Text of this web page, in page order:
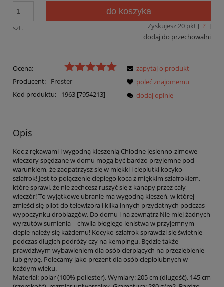
szt.
do koszyka
Zyskujesz20pkt [ ? ]
dodaj do przechowalni
Ocena:
Producent:
Froster
Kod produktu:
1963 [7954213]
zapytaj o produkt
poleć znajomemu
dodaj opinię
Opis
Koc z rękawami i wygodną kieszenią Chłodne jesienno-zimowe
wieczory spędzane w domu mogą być bardzo przyjemne pod
warunkiem, że zaopatrzysz się w miękki i cieplutki kocyko-
szlafrok! Jest to połączenie ciepłego koca z miękkim szlafrokiem,
które sprawi, że nie zechcesz ruszyć się z kanapy przez cały
wieczór! To wyjątkowe ubranie ma wygodną kieszeń, w której
zmieści się pilot do telewizora i kilka innych przydatnych podczas
wypoczynku drobiazgów. Do domu i na zewnątrz Nie miej żadnych
wyrzutów sumienia – chwila błogiego lenistwa w przyjemnym
cieple należy się każdemu! Kocyko-szlafrok sprawdzi się świetnie
podczas długich podróży czy na kempingu. Będzie także
prawdziwym wybawieniem dla osób cierpiących na przeziębienie
lub grypę. Polecamy jako prezent dla osób ciepłolubnych w
każdym wieku.
Materiał: polar (100% poliester). Wymiary: 205 cm (długość), 145 cm